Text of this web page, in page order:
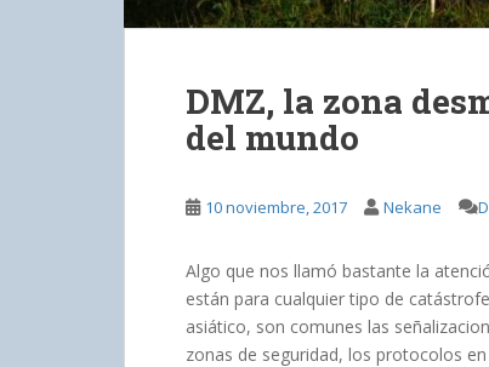
DMZ, la zona
del mundo
10 noviembre, 2017 Nekane
Algo que nos llamó bastante la
están para cualquier tipo de
asiático, son comunes las
zonas de seguridad, los protocolos